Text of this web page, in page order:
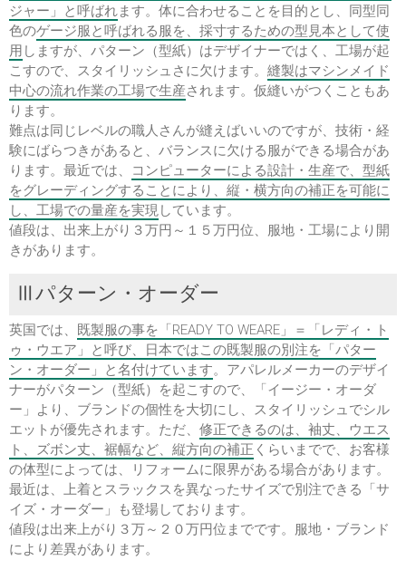
ジャー」と呼ばれます。体に合わせることを目的とし、同型同
色のゲージ服と呼ばれる服を、採寸するための型見本として使
用 しますが、パターン（型紙）はデザイナーではく、工場が起
こすので、スタイリッシュさに欠けます。 縫製はマシンメイド
中心の流れ作業の工場で生産されます。仮縫いがつくこともあ
ります。
難点は同じレベルの職人さんが縫えばいいのですが、技術・経
験にばらつきがあると、バランスに欠ける服ができる場合があ
ります。最近では、
コンピューターによる設計・生産で、型紙
をグレーディングすることにより、縦・横方向の補正を可能に
し、工場での量産を実現しています。
値段は、出来上がり３万円～１５万円位、服地・工場により開
きがあります。
Ⅲパターン・オーダー
英国では、 既製服の事を「READY TO WEARE」＝「レディ・ト
ゥ・ウエア」と呼び、日本ではこの既製服の別注を「パター
ン・オーダー」と名付けています。アパレルメーカーのデザイ
ナーがパターン（型紙）を起こすので、「イージー・オーダ
ー」より、ブランドの個性を大切にし、スタイリッシュでシル
エットが優先されます。ただ、 修正できるのは、袖丈、ウエス
ト、ズボン丈、裾幅など、縦方向の補正 くらいまでで、お客様
の体型によっては、リフォームに限界がある場合があります。
最近は、上着とスラックスを異なったサイズで別注できる「サ
イズ・オーダー」も登場しております。
値段は出来上がり３万～２０万円位までです。服地・ブランド
により差異があります。